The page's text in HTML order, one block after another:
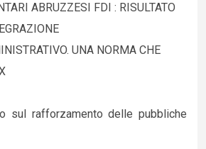
ABRUZZESI FDI : RISULTATO
UNA NORMA CHE
sul rafforzamento delle pubbliche